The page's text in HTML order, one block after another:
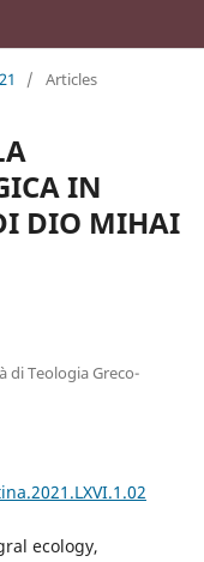
/ Articles
IN
DIO MIHAI
di Teologia Greco-
ecology,